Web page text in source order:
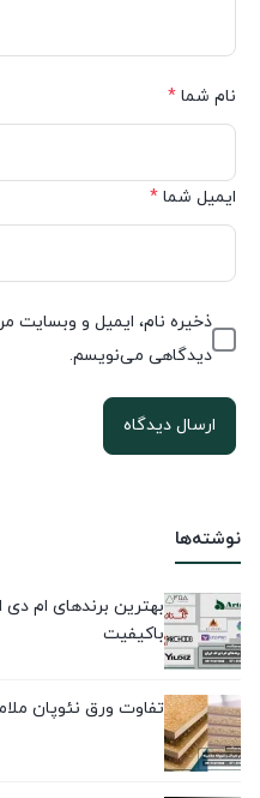
نوشته‌ها
باکیفیت
تفاوت ورق نئوپان
نام شما *
ایمیل شما *
ذخیره نام، ایمیل و وبسایت
دیدگاهی می‌نویسم.